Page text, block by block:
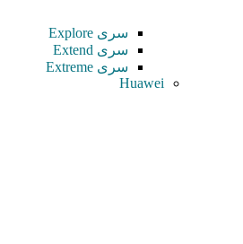
سری Explore
سری Extend
سری Extreme
Huawei